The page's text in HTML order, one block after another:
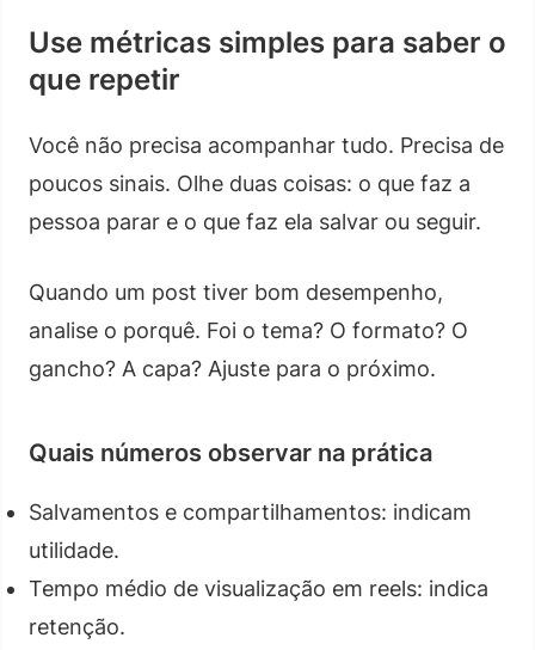
Use métricas simples para saber o
que repetir
Você não precisa acompanhar tudo. Precisa de
poucos sinais. Olhe duas coisas: o que faz a
pessoa parar e o que faz ela salvar ou seguir.
Quando um post tiver bom desempenho,
analise o porquê. Foi o tema? O formato? O
gancho? A capa? Ajuste para o próximo.
Quais números observar na prática
Salvamentos e compartilhamentos: indicam
utilidade.
Tempo médio de visualização em reels: indica
retenção.